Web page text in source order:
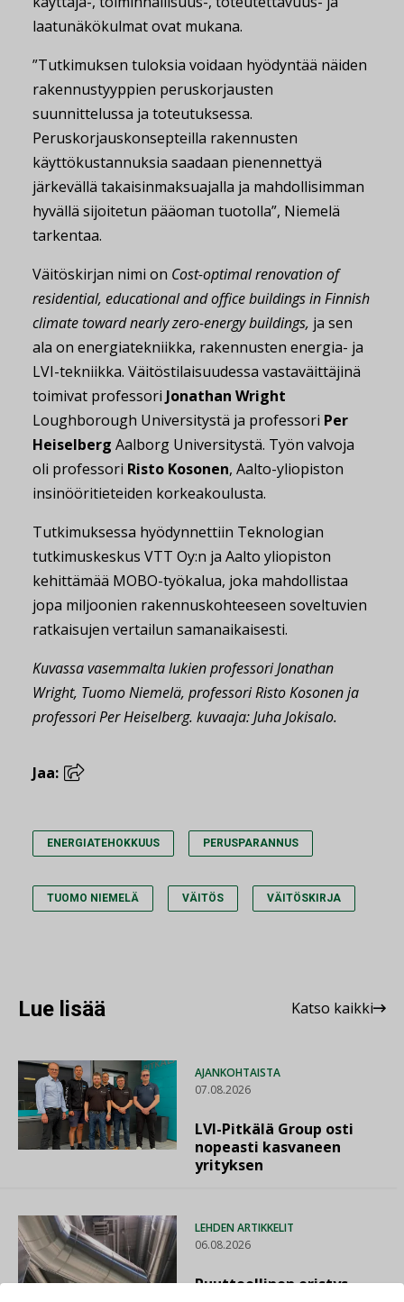
laatunäkökulmat ovat mukana.
”Tutkimuksen tuloksia voidaan hyödyntää näiden
rakennustyyppien peruskorjausten
suunnittelussa ja toteutuksessa.
Peruskorjauskonsepteilla rakennusten
käyttökustannuksia saadaan pienennettyä
järkevällä takaisinmaksuajalla ja mahdollisimman
hyvällä sijoitetun pääoman tuotolla”, Niemelä
tarkentaa.
Väitöskirjan nimi on Cost-optimal renovation of
residential, educational and office buildings in Finnish
climate toward nearly zero-energy buildings, ja sen
ala on energiatekniikka, rakennusten energia- ja
LVI-tekniikka. Väitöstilaisuudessa vastaväittäjinä
toimivat professori Jonathan Wright
Loughborough Universitystä ja professori Per
Heiselberg Aalborg Universitystä. Työn valvoja
oli professori Risto Kosonen, Aalto-yliopiston
insinööritieteiden korkeakoulusta.
Tutkimuksessa hyödynnettiin Teknologian
tutkimuskeskus VTT Oy:n ja Aalto yliopiston
kehittämää MOBO-työkalua, joka mahdollistaa
jopa miljoonien rakennuskohteeseen soveltuvien
ratkaisujen vertailun samanaikaisesti.
Kuvassa vasemmalta lukien professori Jonathan
Wright, Tuomo Niemelä, professori Risto Kosonen ja
professori Per Heiselberg. kuvaaja: Juha Jokisalo.
Jaa:
ENERGIATEHOKKUUS PERUSPARANNUS
TUOMO NIEMELÄ VÄITÖS VÄITÖSKIRJA
Lue lisää Katso kaikki
AJANKOHTAISTA
07.08.2026
LVI-Pitkälä Group osti
nopeasti kasvaneen
yrityksen
LEHDEN ARTIKKELIT
06.08.2026
Puutteellinen eristys